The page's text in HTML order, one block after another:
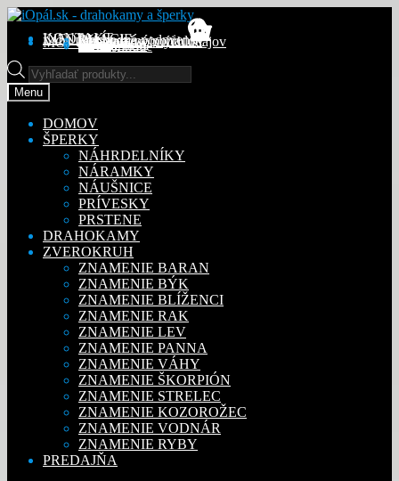
Preskočiť
navigáciu
Preskočiť
obsah
KONTAKT
INFORMÁCIE
Obchodné podmienky
Reklamačný poriadok
Ochrana osobných údajov
MÔJ ÚČETObjednávky
Adresy
Detaily účtu
Na stiahnutie
Products
search
Menu
DOMOV
ŠPERKY
NÁHRDELNÍKY
NÁRAMKY
NÁUŠNICE
PRÍVESKY
PRSTENE
DRAHOKAMY
ZVEROKRUH
ZNAMENIE BARAN
ZNAMENIE BÝK
ZNAMENIE BLÍŽENCI
ZNAMENIE RAK
ZNAMENIE LEV
ZNAMENIE PANNA
ZNAMENIE VÁHY
ZNAMENIE ŠKORPIÓN
ZNAMENIE STRELEC
ZNAMENIE KOZOROŽEC
ZNAMENIE VODNÁR
ZNAMENIE RYBY
PREDAJŇA